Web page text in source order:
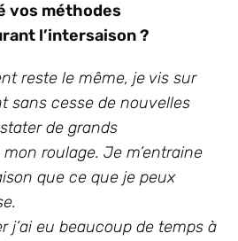
vos méthodes
l’intersaison ?
reste le même, je vis sur
sans cesse de nouvelles
de grands
roulage. Je m’entraine
que ce que je peux
j’ai eu beaucoup de temps à